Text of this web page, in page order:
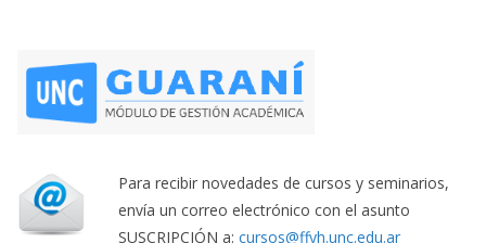
Para recibir novedades de cursos y seminarios,
envía un correo electrónico con el asunto
SUSCRIPCIÓN a: cursos@ffyh.unc.edu.ar